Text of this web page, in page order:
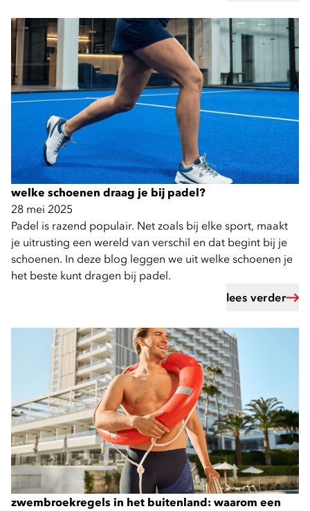
welke schoenen draag je bij padel?
28 mei 2025
Padel is razend populair. Net zoals bij elke sport, maakt
je uitrusting een wereld van verschil en dat begint bij je
schoenen. In deze blog leggen we uit welke schoenen je
het beste kunt dragen bij padel.
lees verder
zwembroekregels in het buitenland: waarom een